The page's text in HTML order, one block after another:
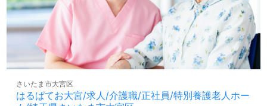
て働きたい』等の方も大歓迎です！募集詳細等、担当コン
サルタントよりご案内します。お問い合わせも遠慮なくお
願いします。
医療/福祉業界の正社員/パート求人探しは【ウィルオブ介
護】＊求人情報収集、将来的に検討の方も遠慮なく＊
相談可能です。転職相談、求人紹介、年収交渉など完全無
料サービスをご利用いただけます。＜非公開求人も取扱い
はるぱてお大宮/求人/介護職/正社員/特別養護老人ホー
さいたま市大宮区